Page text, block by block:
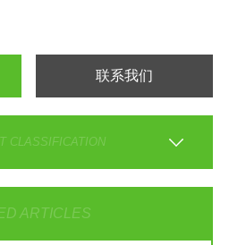
联系我们
CLASSIFICATION
ARTICLES